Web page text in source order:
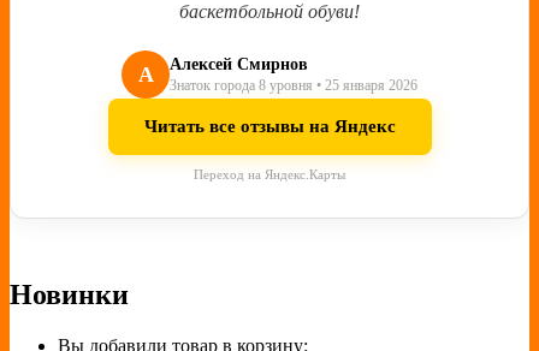
баскетбольной обуви!
А Алексей Смирнов
Знаток города 8 уровня • 25 января 2026
Читать все отзывы на Яндекс
Переход на Яндекс.Карты
Новинки
Вы добавили товар в корзину: